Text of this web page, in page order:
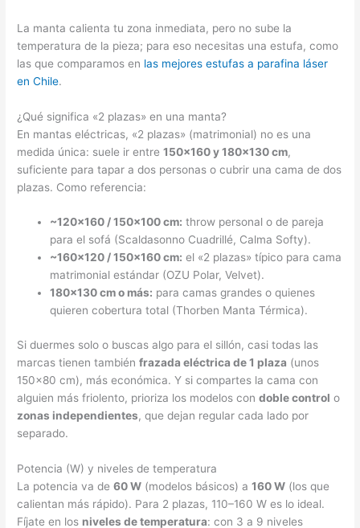
La manta calienta tu zona inmediata, pero no sube la
temperatura de la pieza; para eso necesitas una estufa, como
las que comparamos en las mejores estufas a parafina láser
en Chile.
¿Qué significa «2 plazas» en una manta?
En mantas eléctricas, «2 plazas» (matrimonial) no es una
medida única: suele ir entre150×160 y 180×130 cm,
suficiente para tapar a dos personas o cubrir una cama de dos
plazas. Como referencia:
~120×160 / 150×100 cm: throw personal o de pareja
para el sofá (Scaldasonno Cuadrillé, Calma Softy).
~160×120 / 150×160 cm: el «2 plazas» típico para cama
matrimonial estándar (OZU Polar, Velvet).
180×130 cm o más: para camas grandes o quienes
quieren cobertura total (Thorben Manta Térmica).
Si duermes solo o buscas algo para el sillón, casi todas las
marcas tienen tambiénfrazada eléctrica de 1 plaza (unos
150×80 cm), más económica. Y si compartes la cama con
alguien más friolento, prioriza los modelos condoble control o
zonas independientes, que dejan regular cada lado por
separado.
Potencia (W) y niveles de temperatura
La potencia va de60 W (modelos básicos) a160 W (los que
calientan más rápido). Para 2 plazas, 110–160 W es lo ideal.
Fíjate en los niveles de temperatura: con 3 a 9 niveles